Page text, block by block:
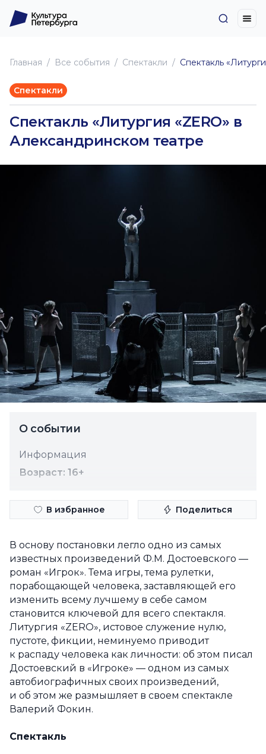
Главная Все события Спектакли Спектакль
Спектакли
Спектакль «Литургия «ZERO» в
Александринском театре
О событии
Информация
Возраст: 16+
В избранное Поделиться
В основу постановки легло одно из самых
известных произведений Ф.М. Достоевского —
роман «Игрок». Тема игры, тема рулетки,
порабощающей человека, заставляющей его
изменить всему лучшему в себе самом
становится ключевой для всего спектакля.
Литургия «ZERO», истовое служение нулю,
пустоте, фикции, неминуемо приводит
к распаду человека как личности: об этом писал
Достоевский в «Игроке» — одном из самых
автобиографичных своих произведений,
и об этом же размышляет в своем спектакле
Валерий Фокин.
Спектакль